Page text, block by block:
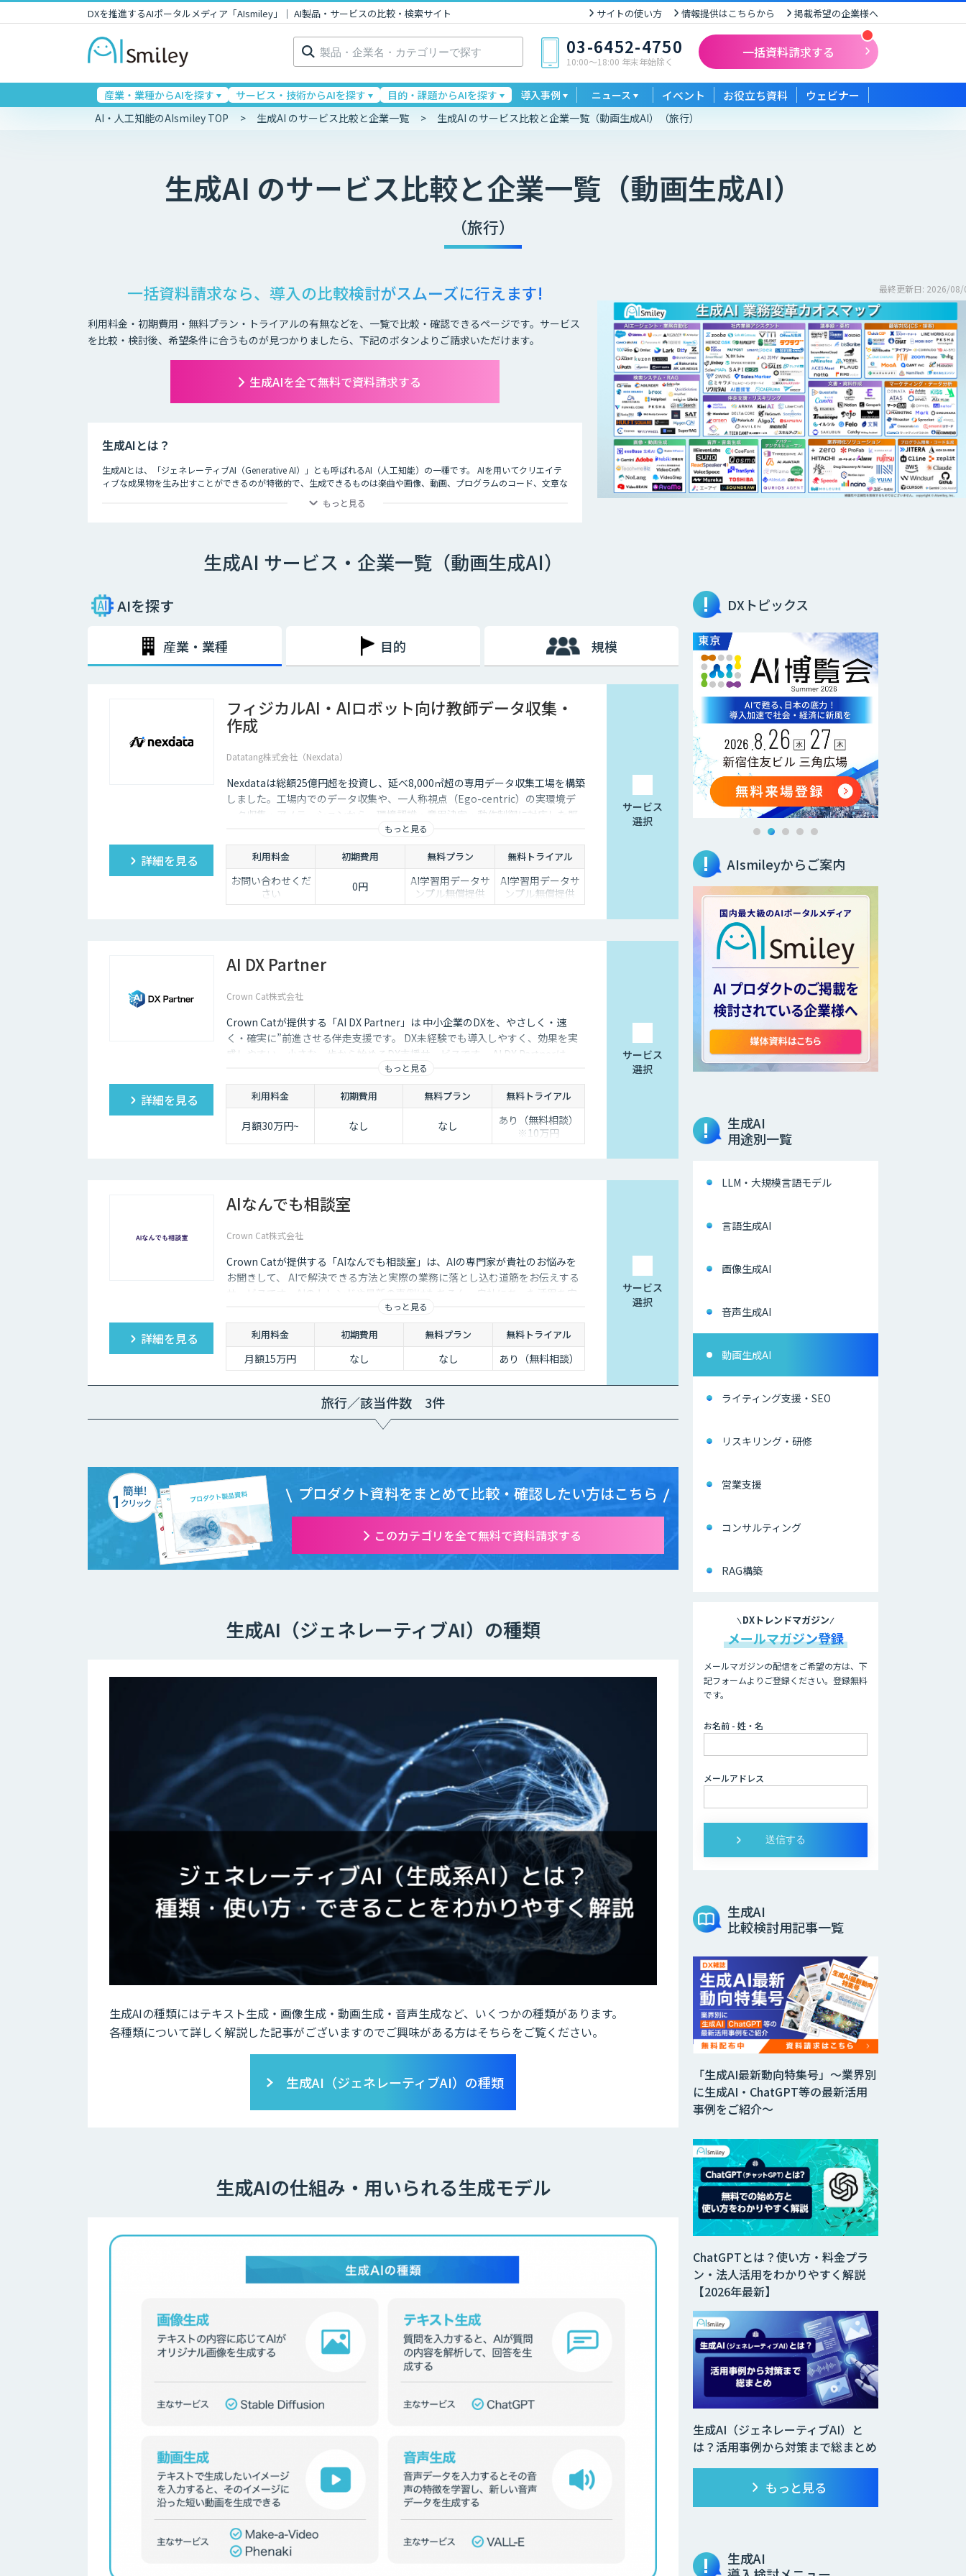
DXを推進するAIポータルメディア「AIsmiley」｜ AI製品・サービスの比較・検索サイト サイトの使い方 情報提供はこちらから 掲載希望の企業様へ
検
索: 03-6452-4750
10:00〜18:00 年末年始除く
一括資料請求する
産業・業種からAIを探す サービス・技術からAIを探す 目的・課題からAIを探す 導入事例 ニュース イベント お役立ち資料 ウェビナー
AI・人工知能のAIsmiley TOP 生成AI のサービス比較と企業一覧 生成AI のサービス比較と企業一覧（動画生成AI） （旅行）
生成AI のサービス比較と企業一覧（動画生成AI）
（旅行）
一括資料請求なら、導入の比較検討がスムーズに行えます!
利用料金・初期費用・無料プラン・トライアルの有無などを、一覧で比較・確認できるページです。サービス
を比較・検討後、希望条件に合うものが見つかりましたら、下記のボタンよりご請求いただけます。
生成AIを全て無料で資料請求する
最終更新日: 2026/08/
生成AIとは？
生成AIとは、「ジェネレーティブAI（Generative AI）」とも呼ばれるAI（人工知能）の一種です。 AIを用いてクリエイテ
ィブな成果物を生み出すことができるのが特徴的で、生成できるものは楽曲や画像、動画、プログラムのコード、文章な
もっと見る
生成AI サービス・企業一覧（動画生成AI）
AIを探す
産業・業種 目的 規模
フィジカルAI・AIロボット向け教師データ収集・
作成
Datatang株式会社（Nexdata）
Nexdataは総額25億円超を投資し、延べ8,000㎡超の専用データ収集工場を構築
しました。工場内でのデータ収集や、一人称視点（Ego-centric）の実環境デ
ータ収集・アノテーションから、環境認識・意思決定・動作制御に対応した既
製データセットまで、フィジカルAI開発を加速させる包括的なデータソリュー
ションを提供いたします。
もっと見る
詳細を見る 利用料金 初期費用 無料プラン 無料トライアル
お問い合わせくだ
さい
0円
AI学習用データサ
ンプル無償提供
AI学習用データサ
ンプル無償提供
サービス
選択
AI DX Partner
Crown Cat株式会社
Crown Catが提供する「AI DX Partner」は 中小企業のDXを、やさしく・速
く・確実に”前進させる伴走支援です。 DX未経験でも導入しやすく、効果を実
感しやすい、小さな一歩から始めるDX支援サービスです。 AI DX Partnerは、
大手企業のDX支援で培ったノウハウをベースに、 地方・中小企業のための“現
実的なDX”を設計・実装・運用まで一貫して支援いたします。 私たちは、コン
サル×開発×AIの力で、現場に寄り添った 『ちょうどいいDX』を実現します。
もっと見る
詳細を見る 利用料金 初期費用 無料プラン 無料トライアル
月額30万円~ なし なし
あり（無料相談）
※10万円
サービス
選択
AIなんでも相談室
Crown Cat株式会社
Crown Catが提供する「AIなんでも相談室」は、AIの専門家が貴社のお悩みを
お聞きして、 AIで解決できる方法と実際の業務に落とし込む道筋をお伝えする
サービスです。AIのトレンドや最新の事例はもちろん、自社にあった活用を安
価にクイックに知ることができます。もっと見る
詳細を見る 利用料金 初期費用 無料プラン 無料トライアル
月額15万円 なし なし あり（無料相談）
サービス
選択
旅行／該当件数 3件
プロダクト資料をまとめて比較・確認したい方はこちら
このカテゴリを全て無料で資料請求する
生成AI（ジェネレーティブAI）の種類
生成AIの種類にはテキスト生成・画像生成・動画生成・音声生成など、いくつかの種類があります。
各種類について詳しく解説した記事がございますのでご興味がある方はそちらをご覧ください。
生成AI（ジェネレーティブAI）の種類
生成AIの仕組み・用いられる生成モデル
DXトピックス
AIsmileyからご案内
生成AI
用途別一覧
LLM・大規模言語モデル
言語生成AI
画像生成AI
音声生成AI
動画生成AI
ライティング支援・SEO
リスキリング・研修
営業支援
コンサルティング
RAG構築
DXトレンドマガジン
メールマガジン登録
メールマガジンの配信をご希望の方は、下
記フォームよりご登録ください。登録無料
です。
お名前 - 姓・名
メールアドレス
生成AI
比較検討用記事一覧
生成AI（ジェネレーティブAI）と
は？活用事例から対策まで総まとめ
ChatGPTとは？使い方・料金プラ
ン・法人活用をわかりやすく解説
【2026年最新】
「生成AI最新動向特集号」～業界別
に生成AI・ChatGPT等の最新活用
事例をご紹介～
もっと見る
生成AI